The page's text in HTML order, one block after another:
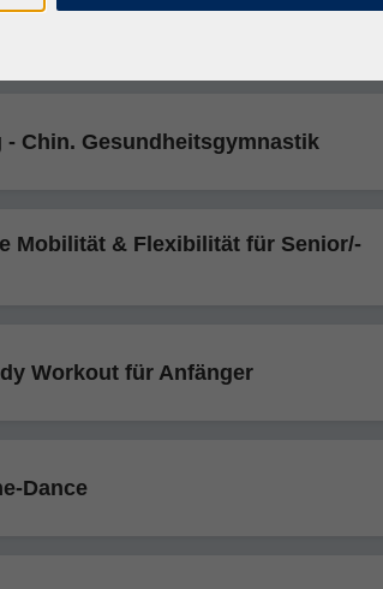
- Arancini - Streetfood
- Chin. Gesundheitsgymnastik
Mobilität & Flexibilität für Senior/-
Workout für Anfänger
Dance